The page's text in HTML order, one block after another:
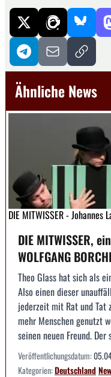
Ähnliche News
DIE MITWISSER - Johannes
DIE MITWISSER,
WOLFGANG
Theo Glass hat sich als
Also einen dieser
jederzeit mit Rat und Tat
mehr Menschen genutzt
seinen neuen Freund.
Veröffentlichungsdatum:
Kategorien:Deutschland